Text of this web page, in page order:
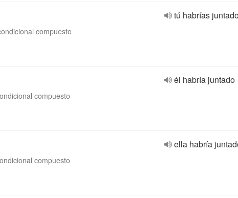
compuesto
tú habrías
compuesto
él habría juntado
compuesto
ella habría